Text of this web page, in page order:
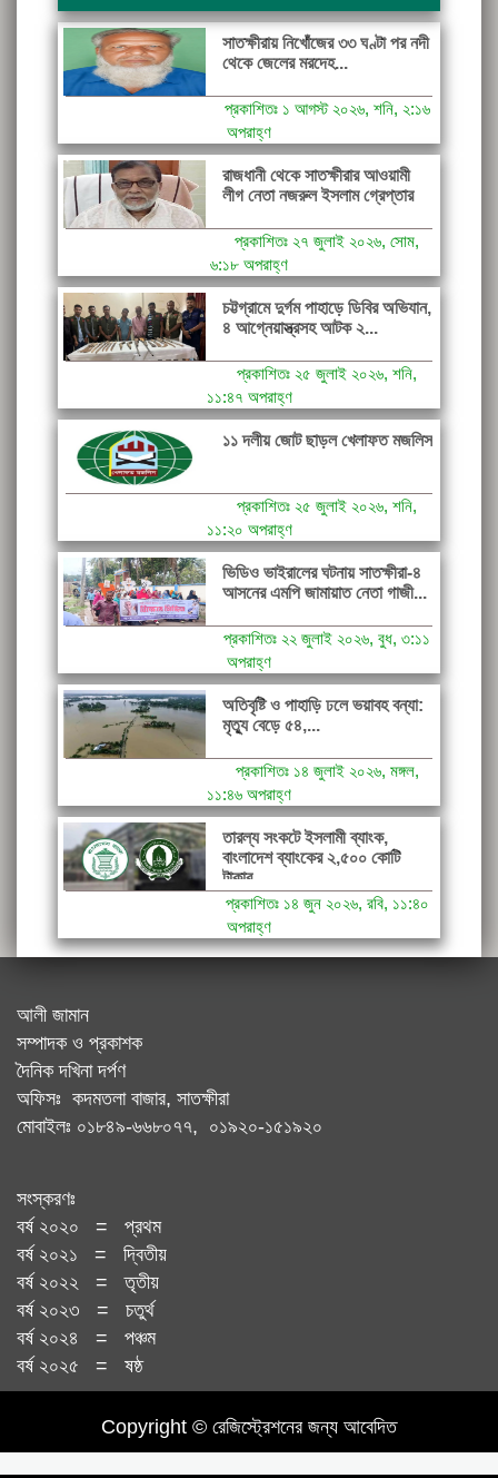
সাতক্ষীরায় নিখোঁজের ৩৩ ঘণ্টা পর নদী
থেকে জেলের মরদেহ...
প্রকাশিতঃ ১ আগস্ট ২০২৬, শনি, ২:১৬
অপরাহ্ণ
রাজধানী থেকে সাতক্ষীরার আওয়ামী
লীগ নেতা নজরুল ইসলাম গ্রেপ্তার
প্রকাশিতঃ ২৭ জুলাই ২০২৬, সোম,
৬:১৮ অপরাহ্ণ
চট্টগ্রামে দুর্গম পাহাড়ে ডিবির অভিযান,
৪ আগ্নেয়াস্ত্রসহ আটক ২...
প্রকাশিতঃ ২৫ জুলাই ২০২৬, শনি,
১১:৪৭ অপরাহ্ণ
১১ দলীয় জোট ছাড়ল খেলাফত মজলিস
প্রকাশিতঃ ২৫ জুলাই ২০২৬, শনি,
১১:২০ অপরাহ্ণ
ভিডিও ভাইরালের ঘটনায় সাতক্ষীরা-৪
আসনের এমপি জামায়াত নেতা গাজী...
প্রকাশিতঃ ২২ জুলাই ২০২৬, বুধ, ৩:১১
অপরাহ্ণ
অতিবৃষ্টি ও পাহাড়ি ঢলে ভয়াবহ বন্যা:
মৃত্যু বেড়ে ৫৪,...
প্রকাশিতঃ ১৪ জুলাই ২০২৬, মঙ্গল,
১১:৪৬ অপরাহ্ণ
তারল্য সংকটে ইসলামী ব্যাংক,
বাংলাদেশ ব্যাংকের ২,৫০০ কোটি
টাকার...
প্রকাশিতঃ ১৪ জুন ২০২৬, রবি, ১১:৪০
অপরাহ্ণ
আলী জামান
সম্পাদক ও প্রকাশক
দৈনিক দখিনা দর্পণ
অফিসঃ কদমতলা বাজার, সাতক্ষীরা
মোবাইলঃ ০১৮৪৯-৬৬৮০৭৭, ০১৯২০-১৫১৯২০
সংস্করণঃ
বর্ষ ২০২০ = প্রথম
বর্ষ ২০২১ = দ্বিতীয়
বর্ষ ২০২২ = তৃতীয়
বর্ষ ২০২৩ = চতুর্থ
বর্ষ ২০২৪ = পঞ্চম
বর্ষ ২০২৫ = ষষ্ঠ
Copyright © রেজিস্ট্রেশনের জন্য আবেদিত